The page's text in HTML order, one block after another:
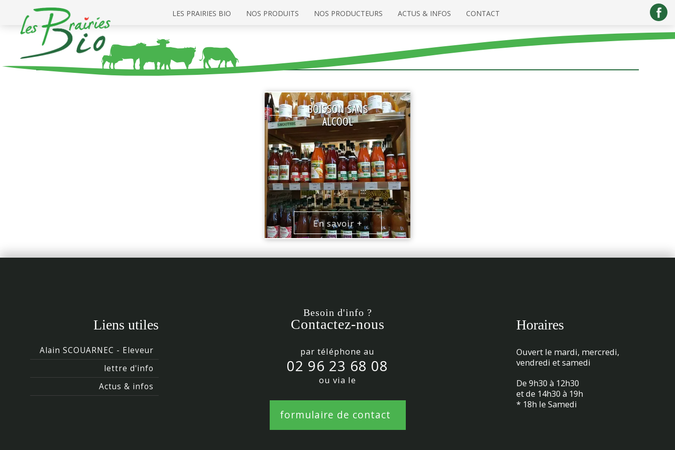
LES PRAIRIES BIO NOS PRODUITS NOS PRODUCTEURS ACTUS & INFOS CONTACT
LES BOISSONS
BOISSON SANS
ALCOOL
En savoir +
Liens utiles
Alain SCOUARNEC - Eleveur
lettre d'info
Actus & infos
Besoin d'info ?
Contactez-nous
par téléphone au
02 96 23 68 08
ou via le
formulaire de contact
Horaires
Ouvert le mardi, mercredi,
vendredi et samedi
De 9h30 à 12h30
et de 14h30 à 19h
* 18h le Samedi